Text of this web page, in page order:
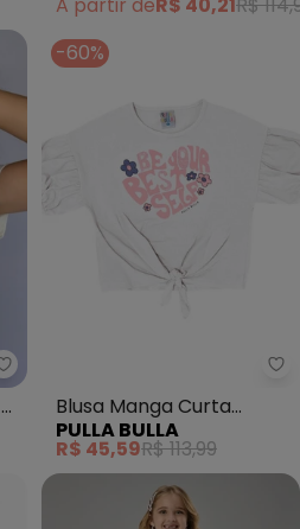
A partir deR$ 40,21R$
Outlet - Babylook Sorvete
-60%
Blusa Manga Curta
Menina (Branco)
PULLA BULLA
R$ 45,59R$ 113,99